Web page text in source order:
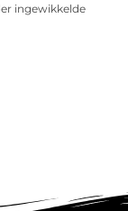
ingewikkelde